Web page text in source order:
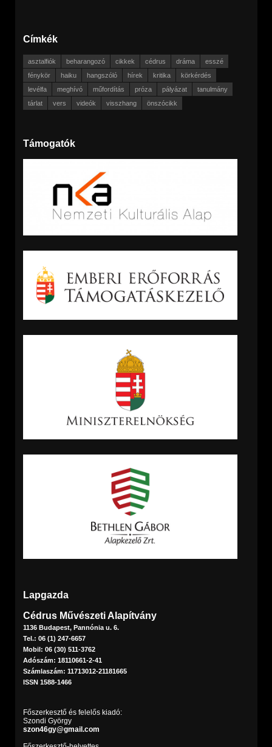
Címkék
asztalfiók beharangozó cikkek cédrus dráma
esszé
fénykör
haiku hangszóló hírek kritika
körkérdés
levélfa
meghívó műfordítás próza pályázat
tanulmány
tárlat
vers videók visszhang önszócikk
Támogatók
Lapgazda
Cédrus Művészeti Alapítvány
1136 Budapest, Pannónia u. 6.
Tel.: 06 (1) 247-6657
Mobil: 06 (30) 511-3762
Adószám: 18110661-2-41
Számlaszám: 11713012-21181665
ISSN 1588-1466
Főszerkesztő és felelős kiadó:
Szondi György
szon46gy@gmail.com